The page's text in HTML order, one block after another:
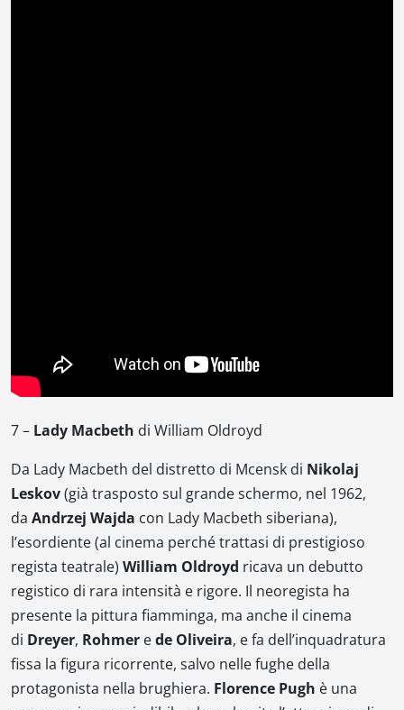
7 – Lady Macbeth di William Oldroyd
Da Lady Macbeth del distretto di Mcensk di Nikolaj
Leskov(già trasposto sul grande schermo, nel 1962,
da Andrzej Wajda con Lady Macbeth siberiana),
l’esordiente (al cinema perché trattasi di prestigioso
regista teatrale) William Oldroyd ricava un debutto
registico di rara intensità e rigore. Il neoregista ha
presente la pittura fiamminga, ma anche il cinema
di Dreyer, Rohmer ede Oliveira, e fa dell’inquadratura
fissa la figura ricorrente, salvo nelle fughe della
protagonista nella brughiera. Florence Pugh è una